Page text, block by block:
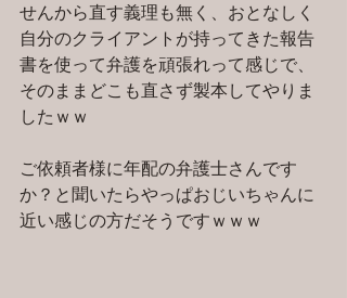
せんから直す義理も無く、おとなしく
自分のクライアントが持ってきた報告
書を使って弁護を頑張れって感じで、
そのままどこも直さず製本してやりま
したｗｗ
ご依頼者様に年配の弁護士さんです
か？と聞いたらやっぱおじいちゃんに
近い感じの方だそうですｗｗｗ